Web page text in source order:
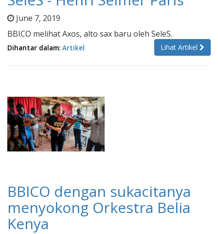
June 7, 2019
BBICO melihat Axos, alto sax baru oleh SeleS.
Lihat Artikel
Dihantar dalam: Artikel
BBICO dengan sukacitanya
menyokong Orkestra Belia
Kenya